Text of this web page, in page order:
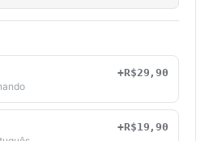
+R$29,90
+R$19,90